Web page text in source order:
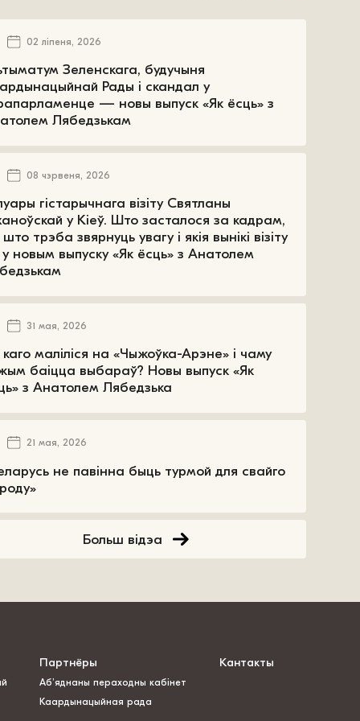
02 ліпеня, 2026
Зеленскага, будучыня
Рады і скандал у
— новы выпуск «Як ёсць» з
Лябедзькам
08 чэрвеня, 2026
гістарычнага візіту Святланы
у Кіеў. Што засталося за кадрам,
трэба звярнуць увагу і якія вынікі візіту
новым выпуску «Як ёсць» з Анатолем
31 мая, 2026
маліліся на «Чыжоўка-Арэне» і чаму
баіцца выбараў? Новы выпуск «Як
з Анатолем Лябедзька
21 мая, 2026
не павінна быць турмой для свайго
Больш відэа
Партнёры
Аб’яднаны пераходны кабінет
Каардынацыйная рада
Кантакты